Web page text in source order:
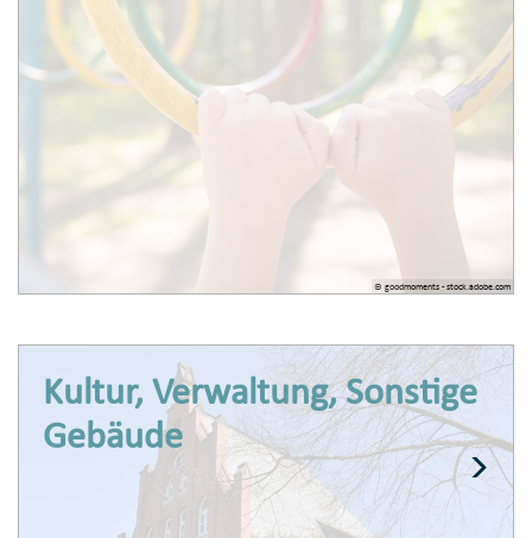
© goodmoments - stock.adobe.com
Kultur, Verwaltung, Sonstige
Gebäude